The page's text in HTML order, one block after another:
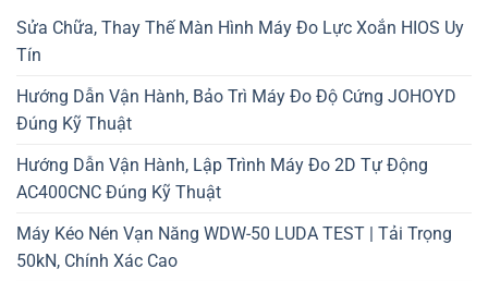
Sửa Chữa, Thay Thế Màn Hình Máy Đo Lực Xoắn HIOS Uy
Tín
Hướng Dẫn Vận Hành, Bảo Trì Máy Đo Độ Cứng JOHOYD
Đúng Kỹ Thuật
Hướng Dẫn Vận Hành, Lập Trình Máy Đo 2D Tự Động
AC400CNC Đúng Kỹ Thuật
Máy Kéo Nén Vạn Năng WDW-50 LUDA TEST | Tải Trọng
50kN, Chính Xác Cao